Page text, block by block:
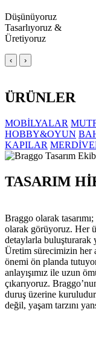
Düşünüyoruz
Tasarlıyoruz &
Üretiyoruz
‹ ›
ÜRÜNLER
MOBİLYALAR
HOBBY&OYUN
KAPILAR
TASARIM
Braggo olarak
olarak görüyoruz. Her
detaylarla buluşturarak
Üretim sürecimizin her
önemi ön planda
anlayışımız ile uzun
çıkarıyoruz.
duruş üzerine
değil, yaşam tarzını